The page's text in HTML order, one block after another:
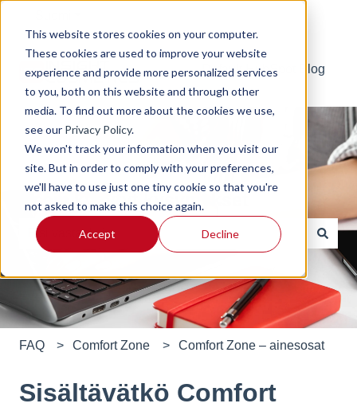
This website stores cookies on your computer.
These cookies are used to improve your website
experience and provide more personalized services
to you, both on this website and through other
media. To find out more about the cookies we use,
see our Privacy Policy.
We won't track your information when you visit our
site. But in order to comply with your preferences,
we'll have to use just one tiny cookie so that you're
not asked to make this choice again.
Accept Decline
Default HubSpot Blog
Usein kysytyt kysymykset
Ehdotuksia ei ole, koska hakukenttä on tyhjä.
FAQ Comfort Zone Comfort Zone – ainesosat
Sisältävätkö Comfort